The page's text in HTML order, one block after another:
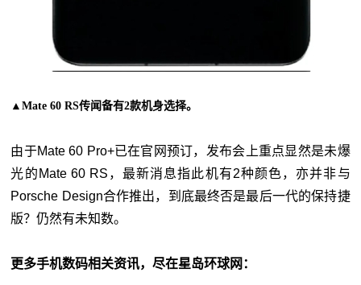
▲Mate 60 RS传闻备有2款机身选择。
由于Mate 60 Pro+已在官网预订，发布会上重点显然是未爆
光的Mate 60 RS，最新消息指此机有2种颜色，亦并非与
Porsche Design合作推出，到底最终否是最后一代的保持捷
版？仍然有未知数。
更多手机数码相关资讯，尽在星岛环球网 ：